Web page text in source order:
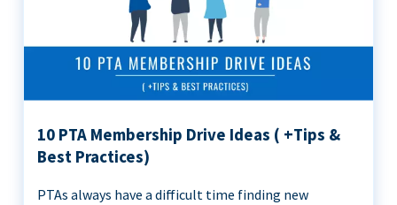
10 PTA Membership Drive Ideas ( +Tips &
Best Practices)
PTAs always have a difficult time finding new